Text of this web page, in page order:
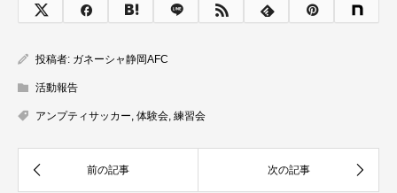
投稿者: ガネーシャ静岡AFC
活動報告
アンプティサッカー 体験会 練習会